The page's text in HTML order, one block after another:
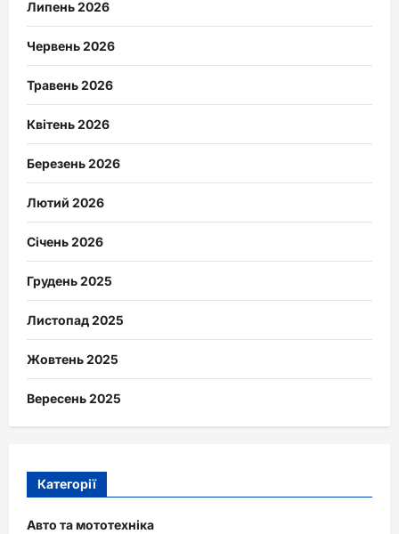
Липень 2026
Червень 2026
Травень 2026
Квітень 2026
Березень 2026
Лютий 2026
Січень 2026
Грудень 2025
Листопад 2025
Жовтень 2025
Вересень 2025
Категорії
Авто та мототехніка